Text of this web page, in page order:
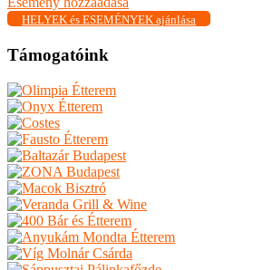
HELYEK és ESEMÉNYEK ajánlása
Támogatóink